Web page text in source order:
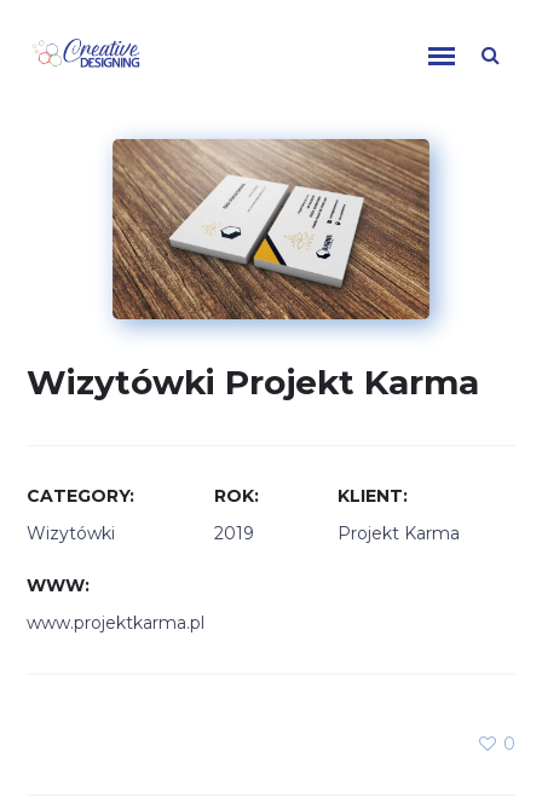
Wizytówki Projekt Karma
CATEGORY
Wizytówki
ROK
2019
KLIENT
Projekt Karma
WWW
www.projektkarma.pl
0